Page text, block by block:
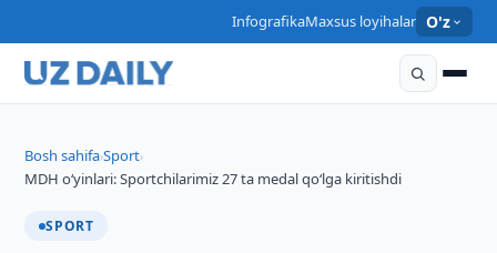
InfografikaMaxsus loyihalar O'z
Bosh sahifa›Sport›
MDH oʻyinlari: Sportchilarimiz 27 ta medal qoʻlga kiritishdi
SPORT